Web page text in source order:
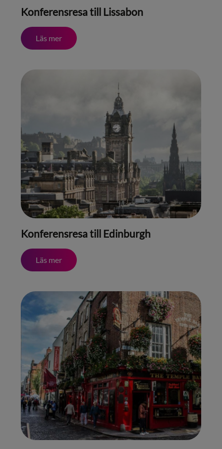
Konferensresa till Lissabon
Läs mer
Konferensresa till Edinburgh
Läs mer